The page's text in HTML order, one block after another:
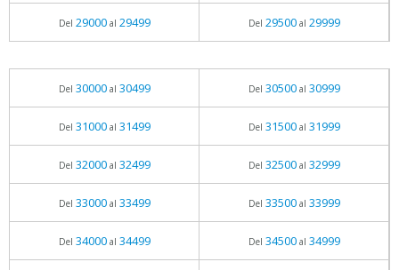
Del 29000al 29499 Del 29500al 29999
Del 30000al 30499 Del 30500al 30999
Del 31000al 31499 Del 31500al 31999
Del 32000al 32499 Del 32500al 32999
Del 33000al 33499 Del 33500al 33999
Del 34000al 34499 Del 34500al 34999